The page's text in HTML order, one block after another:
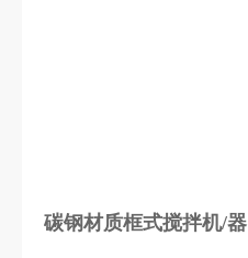
碳钢材质框式搅拌机/器